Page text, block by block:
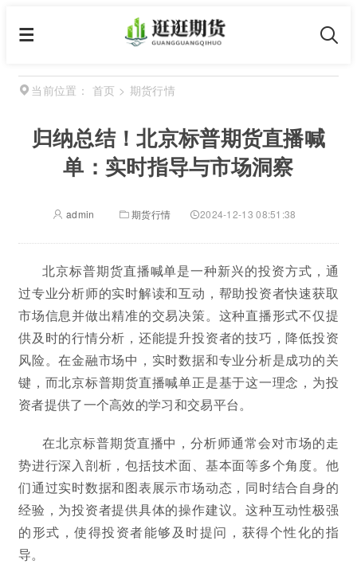
当前位置： 首页 > 期货行情
归纳总结！北京标普期货直播喊
单：实时指导与市场洞察
admin 期货行情 2024-12-13 08:51:38
北京标普期货直播喊单是一种新兴的投资方式，通
过专业分析师的实时解读和互动，帮助投资者快速获取
市场信息并做出精准的交易决策。这种直播形式不仅提
供及时的行情分析，还能提升投资者的技巧，降低投资
风险。在金融市场中，实时数据和专业分析是成功的关
键，而北京标普期货直播喊单正是基于这一理念，为投
资者提供了一个高效的学习和交易平台。
在北京标普期货直播中，分析师通常会对市场的走
势进行深入剖析，包括技术面、基本面等多个角度。他
们通过实时数据和图表展示市场动态，同时结合自身的
经验，为投资者提供具体的操作建议。这种互动性极强
的形式，使得投资者能够及时提问，获得个性化的指
导。